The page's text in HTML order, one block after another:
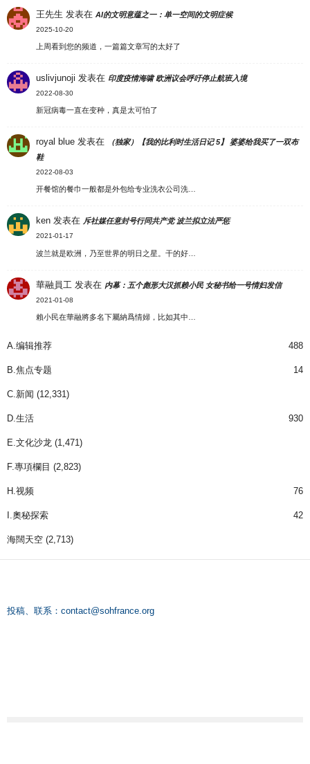
王先生 发表在AI的文明意蕴之一：单一空间的文明症候
2025-10-20
上周看到您的频道，一篇篇文章写的太好了
uslivjunoji 发表在 印度疫情海啸 欧洲议会呼吁停止航班入境
2022-08-30
新冠病毒一直在变种，真是太可怕了
royal blue 发表在
（独家）【我的比利时生活日记 5】 婆婆给我买了一双布
鞋
2022-08-03
开餐馆的餐巾一般都是外包给专业洗衣公司洗…
ken 发表在 斥社媒任意封号行同共产党 波兰拟立法严惩
2021-01-17
波兰就是欧洲，乃至世界的明日之星。干的好…
華融員工 发表在 内幕：五个彪形大汉抓赖小民 女秘书给一号情妇发信
2021-01-08
賴小民在華融將多名下屬納爲情婦，比如其中…
A.编辑推荐 488
B.焦点专题 14
C.新闻 (12,331)
D.生活 930
E.文化沙龙 (1,471)
F.專項欄目 (2,823)
H.视频 76
I.奧秘探索 42
海闊天空 (2,713)
投稿、联系： contact@sohfrance.org